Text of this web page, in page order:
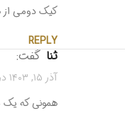
کیک دومی از
REPLY
ثنا گفت:
آذر ۱۵, ۱۴۰۳ در ۱۱:۱۰ ق.ظ
همونی که یک